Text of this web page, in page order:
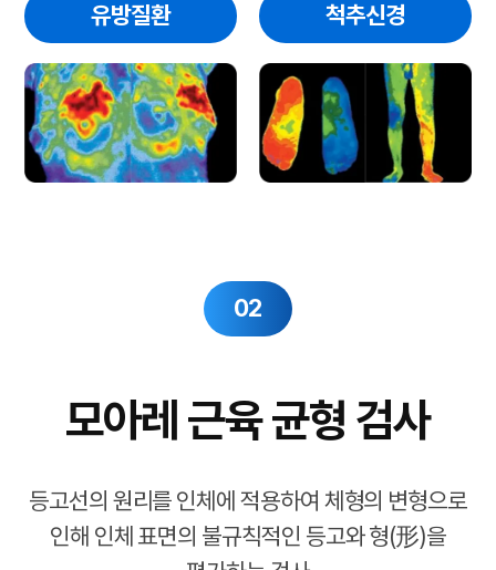
유방질환 척추신경
02
모아레 근육 균형 검사
등고선의 원리를 인체에 적용하여 체형의 변형으로
인해 인체 표면의 불규칙적인 등고와 형(形)을